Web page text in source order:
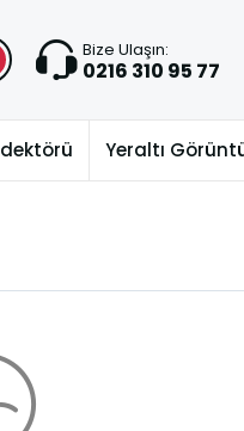
Bize Ulaşın:
0216 310 95 77
Yeraltı